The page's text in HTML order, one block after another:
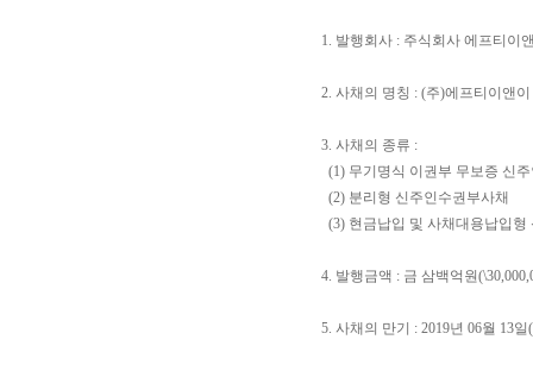
1. 발행회사 : 주식회사 에프티이
2. 사채의 명칭 : (주)에프티이앤
3. 사채의 종류 :
(1) 무기명식 이권부 무보증 신
(2) 분리형 신주인수권부사채
(3) 현금납입 및 사채대용납입형
4. 발행금액 : 금 삼백억원
5. 사채의 만기 : 2019년 06월 13일